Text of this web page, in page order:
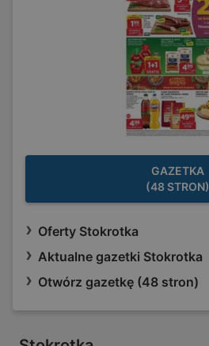
GAZETKA
(48 STRON)
Oferty Stokrotka
Aktualne gazetki Stokrotka
Otwórz gazetkę (48 stron)